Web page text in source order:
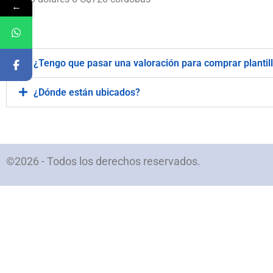
¿Tengo que pasar una valoración para comprar
¿Dónde están ubicados?
©2026 - Todos los derechos reservados.
←